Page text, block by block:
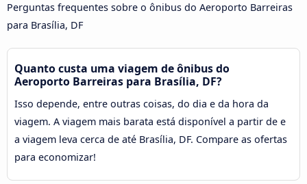
Perguntas frequentes sobre o ônibus do Aeroporto Barreiras
para Brasília, DF
Quanto custa uma viagem de ônibus do
Aeroporto Barreiras para Brasília, DF?
Isso depende, entre outras coisas, do dia e da hora da
viagem. A viagem mais barata está disponível a partir de e
a viagem leva cerca de até Brasília, DF. Compare as ofertas
para economizar!